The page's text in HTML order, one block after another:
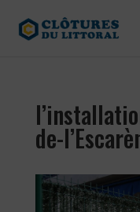
de-